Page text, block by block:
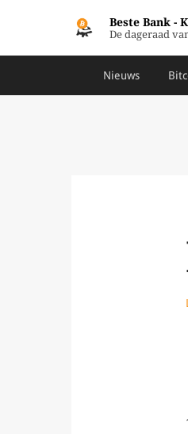
Beste Bank -
De dageraad
Nieuws